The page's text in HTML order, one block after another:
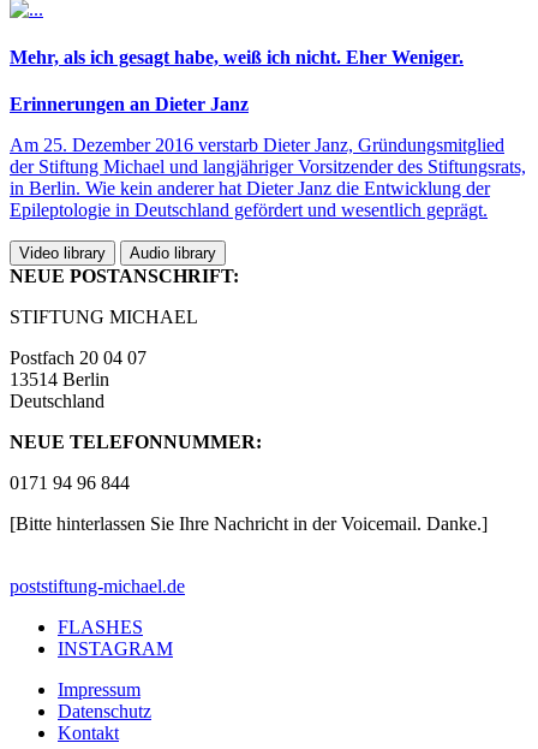
Mehr, als ich gesagt habe, weiß ich nicht. Eher Weniger.
Erinnerungen an Dieter Janz
Am 25. Dezember 2016 verstarb Dieter Janz, Gründungsmitglied
der Stiftung Michael und langjähriger Vorsitzender des Stiftungsrats,
in Berlin. Wie kein anderer hat Dieter Janz die Entwicklung der
Epileptologie in Deutschland gefördert und wesentlich geprägt.
Video library Audio library
NEUE POSTANSCHRIFT:
STIFTUNG MICHAEL
Postfach 20 04 07
13514 Berlin
Deutschland
NEUE TELEFONNUMMER:
0171 94 96 844
[Bitte hinterlassen Sie Ihre Nachricht in der Voicemail. Danke.]
poststiftung-michael.de
FLASHES
INSTAGRAM
Impressum
Datenschutz
Kontakt